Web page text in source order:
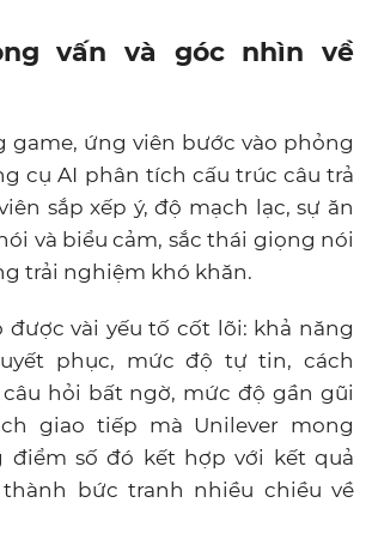
vấn và góc nhìn về
game, ứng viên bước vào phỏng
cụ AI phân tích cấu trúc câu trả
sắp xếp ý, độ mạch lạc, sự ăn
và biểu cảm, sắc thái giọng nói
trải nghiệm khó khăn.
được vài yếu tố cốt lõi: khả năng
phục, mức độ tự tin, cách
hỏi bất ngờ, mức độ gần gũi
giao tiếp mà Unilever mong
điểm số đó kết hợp với kết quả
bức tranh nhiều chiều về